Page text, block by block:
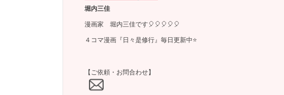
堀内三佳
漫画家 堀内三佳です🎈🎈🎈🎈🎈
４コマ漫画『日々是修行』毎日更新中⭐️
【ご依頼・お問合わせ】